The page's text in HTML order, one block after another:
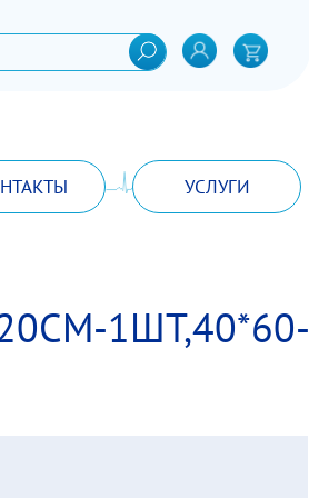
УСЛУГИ
1ШТ,40*60-